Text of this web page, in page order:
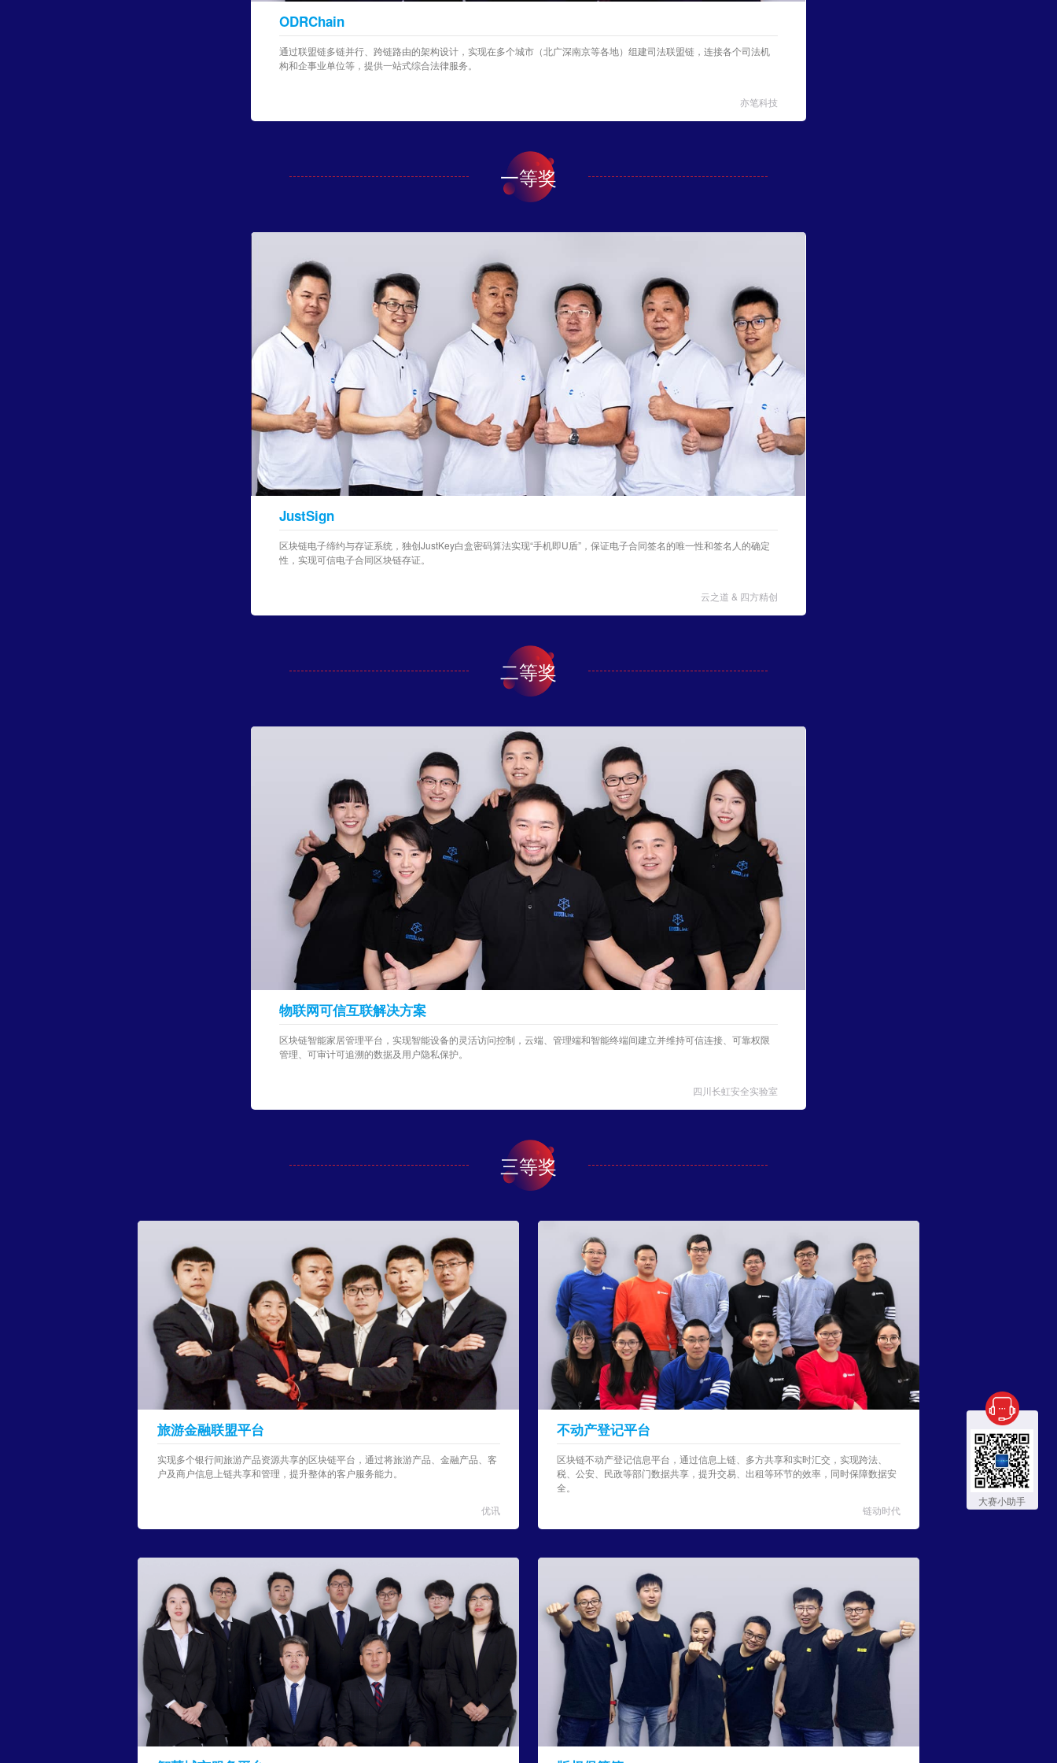
大赛小助手
ODRChain
通过联盟链多链并行、跨链路由的架构设计，实现在多个城市（北广深南京等各地）组建司法联盟链，连接各个司法机
构和企事业单位等，提供一站式综合法律服务。
亦笔科技
一等奖
JustSign
区块链电子缔约与存证系统，独创JustKey白盒密码算法实现“手机即U盾”，保证电子合同签名的唯一性和签名人的确定
性，实现可信电子合同区块链存证。
云之道 & 四方精创
二等奖
物联网可信互联解决方案
区块链智能家居管理平台，实现智能设备的灵活访问控制，云端、管理端和智能终端间建立并维持可信连接、可靠权限
管理、可审计可追溯的数据及用户隐私保护。
四川长虹安全实验室
三等奖
旅游金融联盟平台
实现多个银行间旅游产品资源共享的区块链平台，通过将旅游产品、金融产品、客
户及商户信息上链共享和管理，提升整体的客户服务能力。
优讯
不动产登记平台
区块链不动产登记信息平台，通过信息上链、多方共享和实时汇交，实现跨法、
税、公安、民政等部门数据共享，提升交易、出租等环节的效率，同时保障数据安
全。
链动时代